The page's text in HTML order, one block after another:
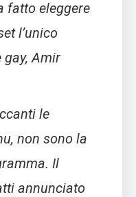
fatto eleggere
l’unico
Amir
le
non sono la
Il
annunciato